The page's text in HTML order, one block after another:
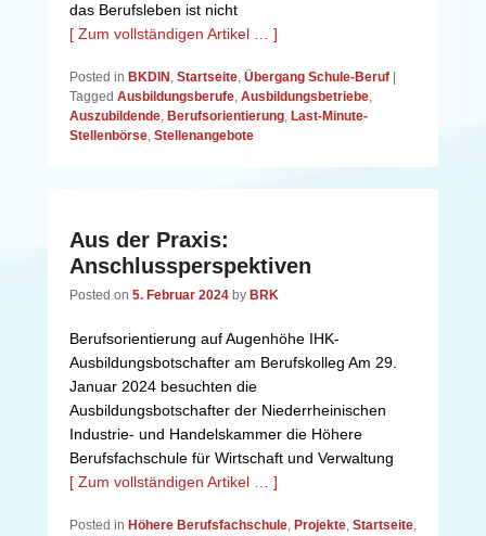
das Berufsleben ist nicht
[ Zum vollständigen Artikel … ]
Posted in BKDIN , Startseite, Übergang Schule-Beruf
Tagged Ausbildungsberufe, Ausbildungsbetriebe,
Auszubildende, Berufsorientierung, Last-Minute-
Stellenbörse, Stellenangebote
Aus der Praxis:
Anschlussperspektiven
Posted on 5. Februar 2024 by BRK
Berufsorientierung auf Augenhöhe IHK-
Ausbildungsbotschafter am Berufskolleg Am 29.
Januar 2024 besuchten die
Ausbildungsbotschafter der Niederrheinischen
Industrie- und Handelskammer die Höhere
Berufsfachschule für Wirtschaft und Verwaltung
[ Zum vollständigen Artikel … ]
Posted in Höhere Berufsfachschule, Projekte, Startseite,